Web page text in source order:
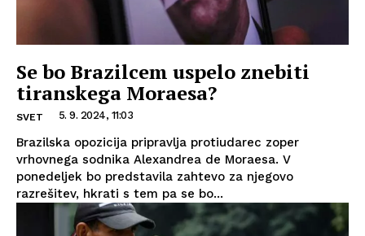
Se bo Brazilcem uspelo znebiti
tiranskega Moraesa?
SVET 5. 9. 2024, 11:03
Brazilska opozicija pripravlja protiudarec zoper
vrhovnega sodnika Alexandrea de Moraesa. V
ponedeljek bo predstavila zahtevo za njegovo
razrešitev, hkrati s tem pa se bo...